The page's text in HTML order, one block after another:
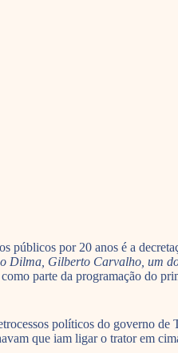
públicos por 20 anos é a
Dilma, Gilberto Carvalho, um
como parte da programação
políticos do governo
que iam ligar o trator em